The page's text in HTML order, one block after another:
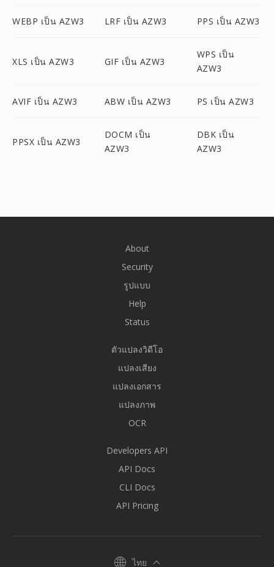
WEBP เป็น AZW3 LRF เป็น AZW3 PPS เป็น AZW3
XLS เป็น AZW3 GIF เป็น AZW3
WPS เป็น
AZW3
AVIF เป็น AZW3 ABW เป็น AZW3 PS เป็น AZW3
PPSX เป็น AZW3
DOCM เป็น
AZW3
DBK เป็น
AZW3
About
Security
รูปแบบ
Help
Status
ตัวแปลงวิดีโอ
แปลงเสียง
แปลงเอกสาร
แปลงภาพ
OCR
Developers API
API Docs
CLI Docs
API Pricing
ไทย